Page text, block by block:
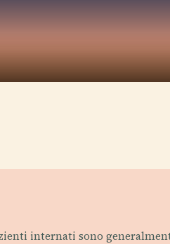
internati sono